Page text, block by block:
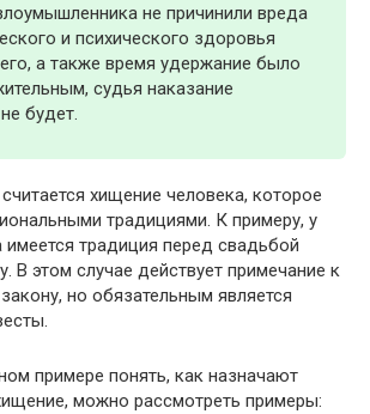
не причинили вреда
и психического здоровья
а также время удержание было
судья наказание
будет.
хищение человека, которое
традициями. К примеру, у
традиция перед свадьбой
В этом случае действует примечание к
но обязательным является
примере понять, как назначают
можно рассмотреть примеры: